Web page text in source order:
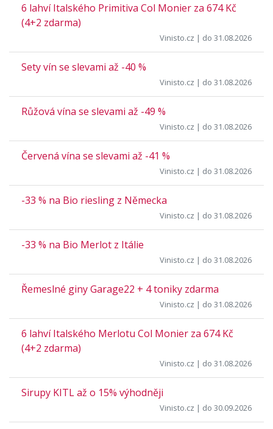
6 lahví Italského Primitiva Col Monier za 674 Kč
(4+2 zdarma)
Vinisto.cz | do 31.08.2026
Sety vín se slevami až -40 %
Vinisto.cz | do 31.08.2026
Růžová vína se slevami až -49 %
Vinisto.cz | do 31.08.2026
Červená vína se slevami až -41 %
Vinisto.cz | do 31.08.2026
-33 % na Bio riesling z Německa
Vinisto.cz | do 31.08.2026
-33 % na Bio Merlot z Itálie
Vinisto.cz | do 31.08.2026
Řemeslné giny Garage22 + 4 toniky zdarma
Vinisto.cz | do 31.08.2026
6 lahví Italského Merlotu Col Monier za 674 Kč
(4+2 zdarma)
Vinisto.cz | do 31.08.2026
Sirupy KITL až o 15% výhodněji
Vinisto.cz | do 30.09.2026